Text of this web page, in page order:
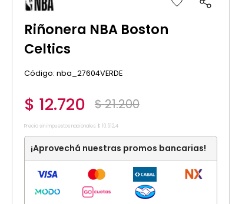
Riñonera NBA Boston
Celtics
: nba_27604VERDE
$ 12.720 $21.200
Precio sin impuestos nacionales: $ 10. 512,4
¡Aprovechá nuestras promos bancarias!